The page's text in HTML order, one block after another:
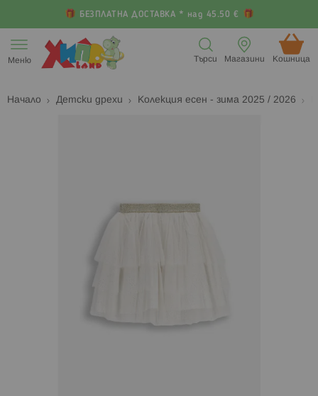
БЕЗПЛАТНА ДОСТАВКА * над 45.50 €
към
съдържанието
Меню Кошница (
Магазини
Търси
Начало Детски дрехи Колекция есен - зима 2025 / 2026